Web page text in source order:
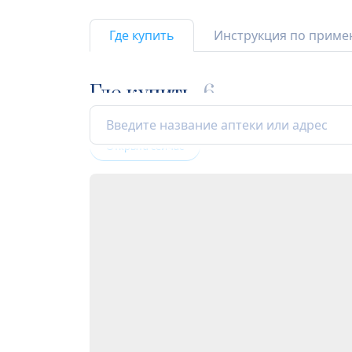
Где купить Инструкция по
Где купить 6
Открыта сейчас